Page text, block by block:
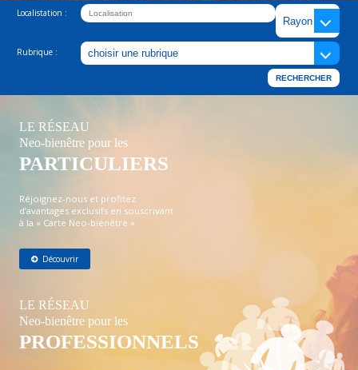
Localistation :
Rubrique :
LE RÉSEAU
Neo-bienêtre pour les
PARTICULIERS
Réjoignez-nous et profitez
d’avantages exclusifs en souscrivant
à la « Carte Neo-bienêtre »
Découvrir
LE RÉSEAU
Neo-bienêtre pour les
PROFESSIONNELS